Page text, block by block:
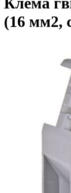
(16 мм2,